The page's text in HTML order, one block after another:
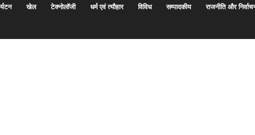
खेल टेक्नोलॉजी धर्म एवं त्यौहार विविध सम्पादकीय राजनीति और